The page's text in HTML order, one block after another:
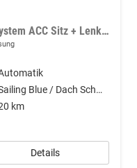
HEV 2WD Comfort Plus / Soundsystem ACC Sitz + Lenkradheiz. Alu 17" E-Heckklappe Keyless LED
Sailing Blue / Dach Schwarz
km
Details